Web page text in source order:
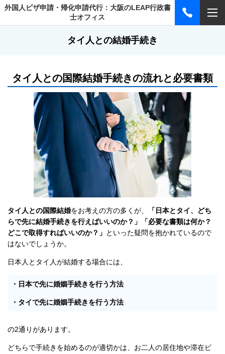
外国人ビザ申請・帰化申請代行：大阪のLEAP行政書
士オフィス
タイ人との結婚手続き
タイ人との国際結婚手続きの流れと必要書類
タイ人との国際結婚をお考えの方の多くが、
「日本とタイ、どち
らで先に結婚手続きを行えばいいのか？」「必要な書類は何か？
どこで取得すればいいのか？」 といった疑問を抱かれているので
はないでしょうか。
日本人とタイ人が結婚する場合には、
・日本で先に婚姻手続きを行う方法
・タイで先に婚姻手続きを行う方法
の2通りがあります。
どちらで手続きを始めるのが適切かは、お二人の居住地や滞在ビ